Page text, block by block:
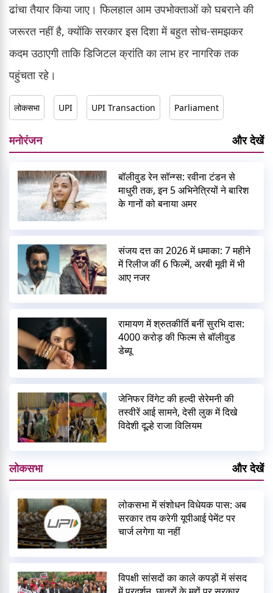
ढांचा तैयार किया जाए। फिलहाल आम उपभोक्ताओं को घबराने की
जरूरत नहीं है, क्योंकि सरकार इस दिशा में बहुत सोच-समझकर
कदम उठाएगी ताकि डिजिटल क्रांति का लाभ हर नागरिक तक
पहुंचता रहे।
लोकसभा UPI UPI Transaction Parliament
मनोरंजन और देखें
बॉलीवुड रेन सॉन्ग्स: रवीना टंडन से
माधुरी तक, इन 5 अभिनेत्रियों ने बारिश
के गानों को बनाया अमर
संजय दत्त का 2026 में धमाका: 7 महीने
में रिलीज कीं 6 फिल्में, अरबी मूवी में भी
आए नजर
रामायण में श्रुतकीर्ति बनीं सुरभि दास:
4000 करोड़ की फिल्म से बॉलीवुड
डेब्यू
जेनिफर विंगेट की हल्दी सेरेमनी की
तस्वीरें आई सामने, देसी लुक में दिखे
विदेशी दूल्हे राजा विलियम
लोकसभा और देखें
लोकसभा में संशोधन विधेयक पास: अब
सरकार तय करेगी यूपीआई पेमेंट पर
चार्ज लगेगा या नहीं
विपक्षी सांसदों का काले कपड़ों में संसद